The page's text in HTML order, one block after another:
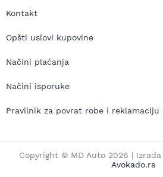
Kontakt
Opšti uslovi kupovine
Načini plaćanja
Načini isporuke
Pravilnik za povrat robe i reklamaciju
Copyright © MD Auto 2026 |
Avokado.rs